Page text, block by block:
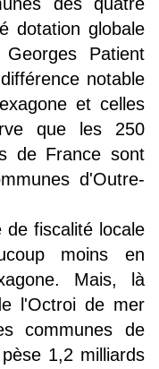
dotation globale
Patient
notable
et celles
que les 250
de France sont
d'Outre-
fiscalité locale
moins en
Mais, là
l'Octroi de mer
communes de
1,2 milliards